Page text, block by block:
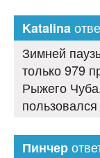
Katalina
Зимней
только 979
Рыжего
пользовался
Пинчер